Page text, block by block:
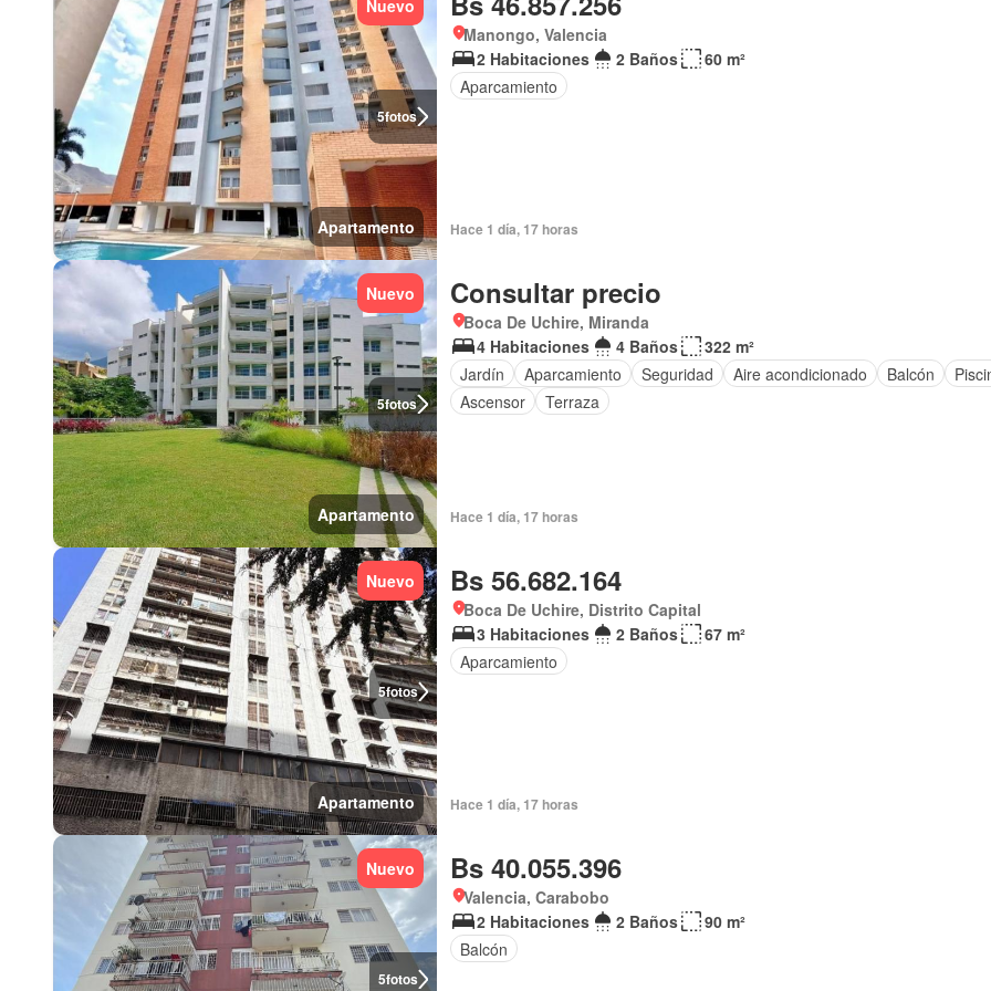
5fotos
Nuevo
Apartamento
Manongo, Valencia
2 Habitaciones
2 Baños
60 m²
Aparcamiento
Hace 1 día, 17 horas
5fotos
Nuevo
Apartamento
Consultar precio
Boca De Uchire, Miranda
4 Habitaciones
4 Baños
322 m²
Jardín
Aparcamiento Seguridad Aire acondicionado Balcón
Ascensor
Terraza
Hace 1 día, 17 horas
5fotos
Nuevo
Apartamento
Bs 56.682.164
Boca De Uchire, Distrito Capital
3 Habitaciones
2 Baños
67 m²
Aparcamiento
Hace 1 día, 17 horas
5fotos
Nuevo Bs 40.055.396
Valencia, Carabobo
2 Habitaciones
2 Baños
90 m²
Balcón